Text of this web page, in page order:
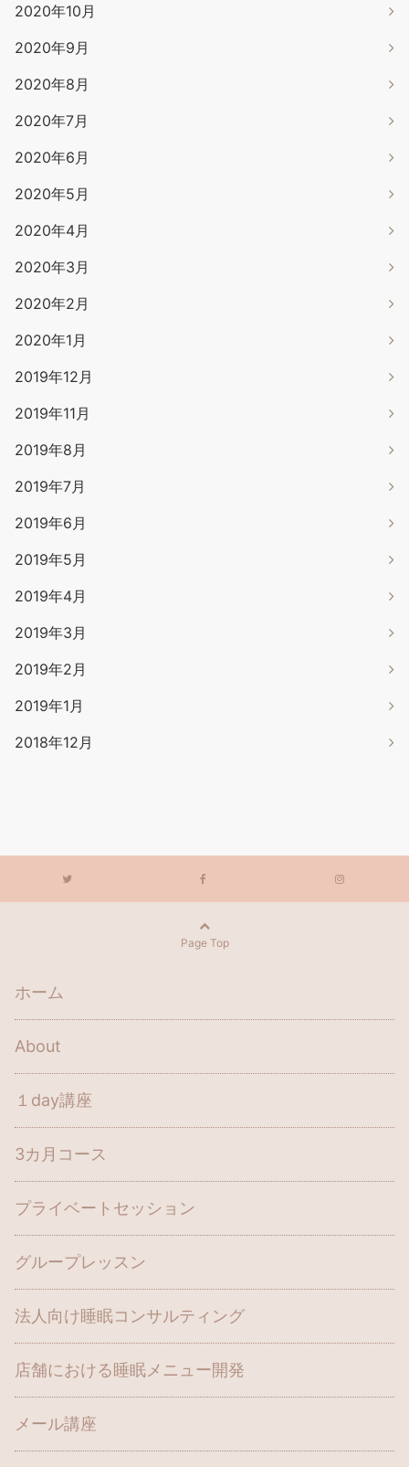
2020年10月
2020年9月
2020年8月
2020年7月
2020年6月
2020年5月
2020年4月
2020年3月
2020年2月
2020年1月
2019年12月
2019年11月
2019年8月
2019年7月
2019年6月
2019年5月
2019年4月
2019年3月
2019年2月
2019年1月
2018年12月
Page Top
ホーム
About
１day講座
3カ月コース
プライベートセッション
グループレッスン
法人向け睡眠コンサルティング
店舗における睡眠メニュー開発
メール講座